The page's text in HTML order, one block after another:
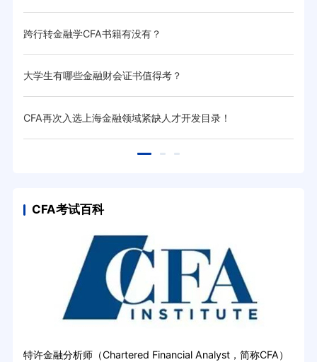
跨行转金融学CFA书籍有没有？
大学生有哪些金融财会证书值得考？
CFA再次入选上海金融领域紧缺人才开发目录！
CFA考试百科
特许金融分析师（Chartered Financial Analyst，简称CFA）